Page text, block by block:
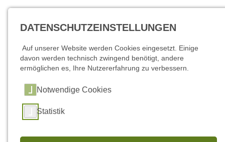
DATENSCHUTZEINSTELLUNGEN
Auf unserer Website werden Cookies eingesetzt. Einige
davon werden technisch zwingend benötigt, andere
ermöglichen es, Ihre Nutzererfahrung zu verbessern.
Notwendige Cookies
Statistik